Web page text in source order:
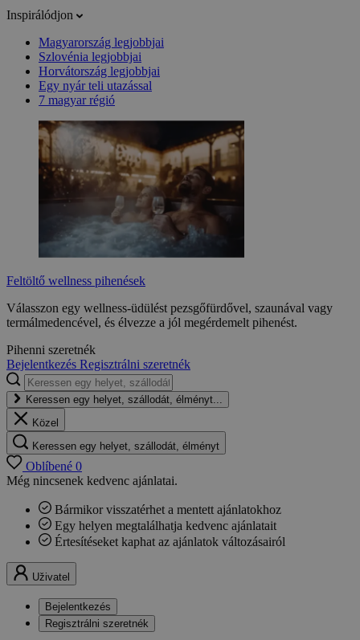
Inspirálódjon
Magyarország legjobbjai
Szlovénia legjobbjai
Horvátország legjobbjai
Egy nyár teli utazással
7 magyar régió
Feltöltő wellness pihenések
Válasszon egy wellness-üdülést pezsgőfürdővel, szaunával vagy
termálmedencével, és élvezze a jól megérdemelt pihenést.
Pihenni szeretnék
Bejelentkezés Regisztrálni szeretnék
Keressen egy helyet, szállodát, élményt...
Közel
Keressen egy helyet, szállodát, élményt
Oblíbené 0
Még nincsenek kedvenc ajánlatai.
Bármikor visszatérhet a mentett ajánlatokhoz
Egy helyen megtalálhatja kedvenc ajánlatait
Értesítéseket kaphat az ajánlatok változásairól
Uživatel
Bejelentkezés
Regisztrálni szeretnék